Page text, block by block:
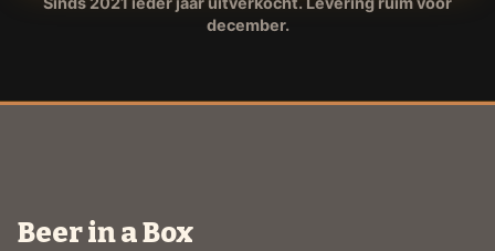
december.
Beer in a Box